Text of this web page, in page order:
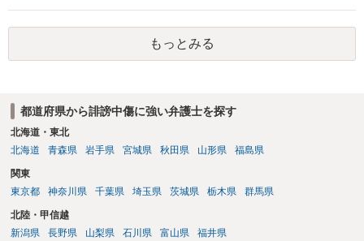
です。Googleは電話番号の開示請求もできることが多いので、少しで
も特定可能になるよう、複数ルートで開示請求が行われることが多い
です。さらにいえば、利用者からの口コミ投稿の場合、開示請求者は
ある程度対象者を特定できている（ただし証拠による裏付けか必要な
もっとみる
都道府県から誹謗中傷に強い弁護士を探す
北海道・東北
北海道
青森県 岩手県 宮城県 秋田県 山形県 福島県
関東
東京都
神奈川県 千葉県 埼玉県 茨城県 栃木県 群馬県
北陸・甲信越
新潟県
長野県 山梨県 石川県 富山県 福井県